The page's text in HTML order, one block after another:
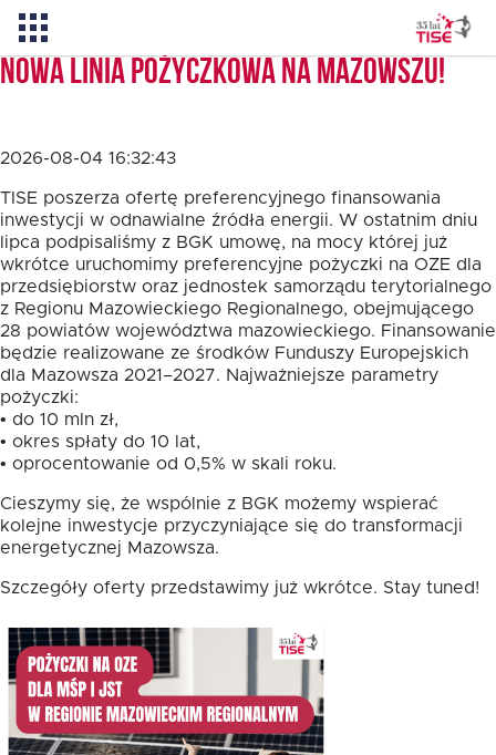
O TISE
Dlaczego TISE?
Pożyczka rozwojowa TISE – NOWOŚĆ!
Oferta dla MSP
Oferta dla NGO/PES
Fundusz FKIS
Rodo
Dokumenty
Nowa linia pożyczkowa na Mazowszu!
2026-08-04 16:32:43
TISE poszerza ofertę preferencyjnego finansowania
inwestycji w odnawialne źródła energii. W ostatnim dniu
lipca podpisaliśmy z BGK umowę, na mocy której już
wkrótce uruchomimy preferencyjne pożyczki na OZE dla
przedsiębiorstw oraz jednostek samorządu terytorialnego
z Regionu Mazowieckiego Regionalnego, obejmującego
28 powiatów województwa mazowieckiego. Finansowanie
będzie realizowane ze środków Funduszy Europejskich
dla Mazowsza 2021–2027. Najważniejsze parametry
pożyczki:
• do 10 mln zł,
• okres spłaty do 10 lat,
• oprocentowanie od 0,5% w skali roku.
Cieszymy się, że wspólnie z BGK możemy wspierać
kolejne inwestycje przyczyniające się do transformacji
energetycznej Mazowsza.
Szczegóły oferty przedstawimy już wkrótce. Stay tuned!